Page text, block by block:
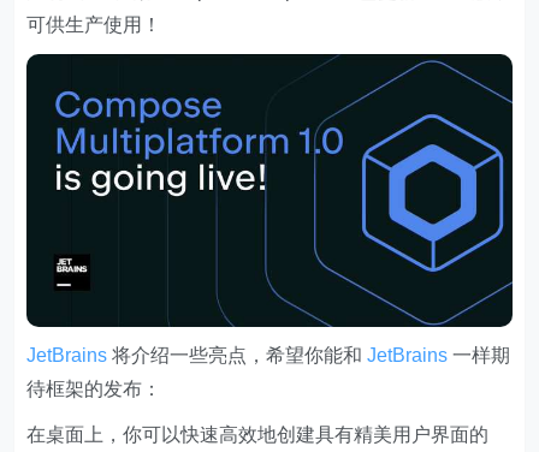
可供生产使用！
JetBrains 将介绍一些亮点，希望你能和JetBrains 一样期
待框架的发布：
在桌面上，你可以快速高效地创建具有精美用户界面的